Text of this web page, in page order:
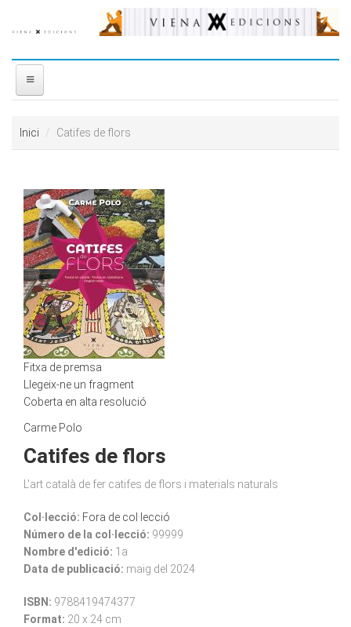
DISTRIBUÏDORA
PREMIS
CONTACTE
Inici Catifes de flors
Fitxa de premsa
Llegeix-ne un fragment
Coberta en alta resolució
Carme Polo
Catifes de flors
L'art català de fer catifes de flors i materials naturals
Col·lecció: Fora de col·lecció
Número de la col·lecció: 99999
Nombre d'edició: 1a
Data de publicació: maig del 2024
ISBN: 9788419474377
Format: 20 x 24 cm